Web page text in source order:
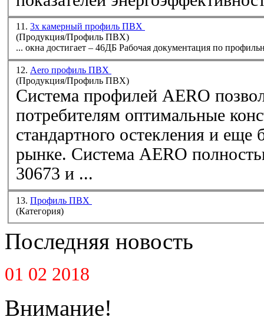
11. 3х камерный профиль ПВХ
(Продукция/Профиль ПВХ)
... окна достигает – 46ДБ Рабочая документация по профиль
12. Aero профиль ПВХ
(Продукция/Профиль ПВХ)
Cистема профилей AERO позволит предоставлять
потребителям оптимальные
стандартного остекления и еще
рынке. Система AERO
30673 и ...
13. Профиль ПВХ
(Категория)
Последняя новость
01 02 2018
Внимание!